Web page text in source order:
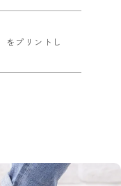
をプリントし